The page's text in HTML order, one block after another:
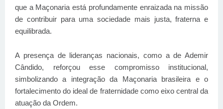
que a Maçonaria está profundamente enraizada na missão
de contribuir para uma sociedade mais justa, fraterna e
equilibrada.
A presença de lideranças nacionais, como a de Ademir
Cândido, reforçou esse compromisso institucional,
simbolizando a integração da Maçonaria brasileira e o
fortalecimento do ideal de fraternidade como eixo central da
atuação da Ordem.